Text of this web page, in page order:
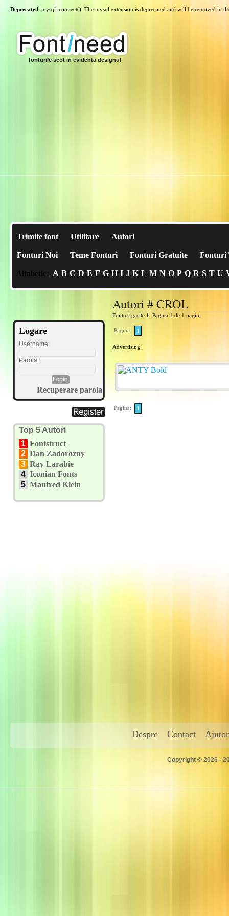
Deprecated: mysql_connect(): The mysql extension is deprecated and will be removed in
fonturile scot in evidenta designul
Trimite font Utilitare Autori
Fonturi Noi Teme Fonturi Fonturi Gratuite Fonturi
Alfabetic: A B C D E F G H I J K L M N O P Q R S T U
Logare
Username:
Parola:
Recuperare parola
Top 5 Autori
1 Fontstruct
2 Dan Zadorozny
3 Ray Larabie
4 Iconian Fonts
5 Manfred Klein
Autori # CROL
Fonturi gasite 1 , Pagina 1 de 1 pagini
Pagina: 1
Advertising:
Pagina: 1
Despre Contact Ajutor
Copyright © 2026 -